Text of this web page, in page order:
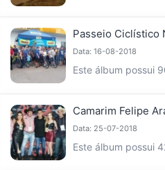
Passeio Ciclístico
Data: 16-08-2018
Este álbum possui
Camarim Felipe
Data: 25-07-2018
Este álbum possui